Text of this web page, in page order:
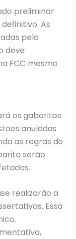
preliminar
As
pela
deve
FCC mesmo
os gabaritos
anuladas
as regras do
serão
realizarão a
Essa